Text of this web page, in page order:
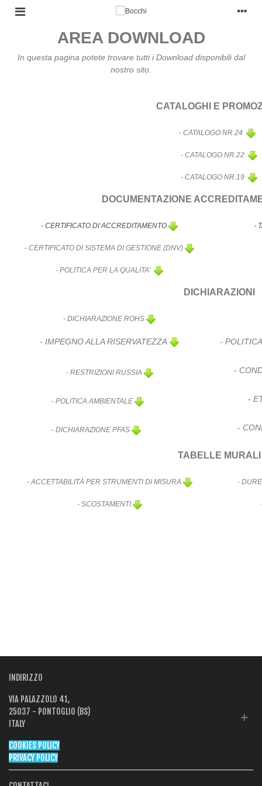
AREA DOWNLOAD
In questa pagina potete trovare tutti i Download disponibili dal
nostro sito.
CATALOGHI E
- CATALOGO NR.24
- CATALOGO NR.22
- CATALOGO NR.19
DOCUMENTAZIONE
- CERTIFICATO DI ACCREDITAMENTO -
- CERTIFICATO DI SISTEMA DI GESTIONE (DNV)
- POLITICA PER LA QUALITA'
DICHIARAZIONI
- DICHIARAZIONE ROHS
- IMPEGNO ALLA RISERVATEZZA -
- RESTRIZIONI RUSSIA -
- POLITICA AMBIENTALE -
- DICHIARAZIONE PFAS -
TABELLE MURALI
-ACCETTABILITÀ PER STRUMENTI DI MISURA -
- SCOSTAMENTI
INDIRIZZO
VIA PALAZZOLO 41,
25037 - PONTOGLIO (BS)
ITALY
COOKIES POLICY
PRIVACY POLICY